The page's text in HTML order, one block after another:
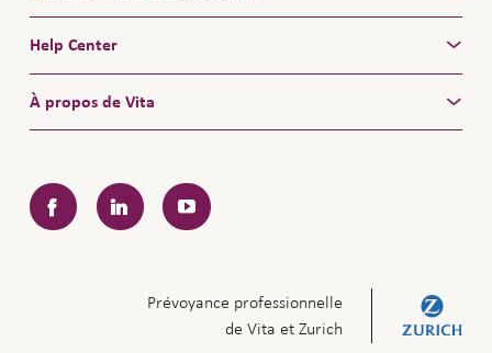
Help Center
À propos de Vita
FacebookLinkedInYouTube
Prévoyance professionnelle
de Vita et Zurich